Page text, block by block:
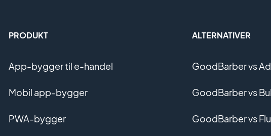
PRODUKT
App-bygger til e-handel
Mobil app-bygger
PWA-bygger
ALTERNATIVER
GoodBarber vs
GoodBarber vs
GoodBarber vs